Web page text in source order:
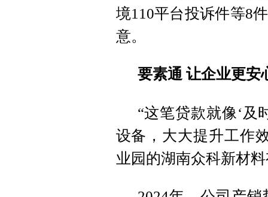
境110平台投诉件等8
意。
要素通 让企业更安
“这笔贷款就像‘及
设备，大大提升工作
业园的湖南众科新材